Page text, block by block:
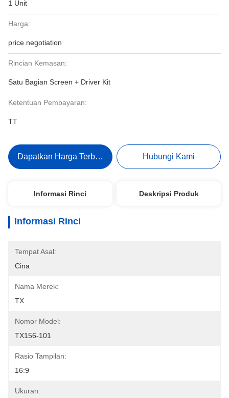
1 Unit
Harga:
price negotiation
Rincian Kemasan:
Satu Bagian Screen + Driver Kit
Ketentuan Pembayaran:
TT
Dapatkan Harga Terbaik Hubungi Kami
Informasi Rinci Deskripsi Produk
Informasi Rinci
Tempat Asal:
Cina
Nama Merek:
TX
Nomor Model:
TX156-101
Rasio Tampilan:
16:9
Ukuran: